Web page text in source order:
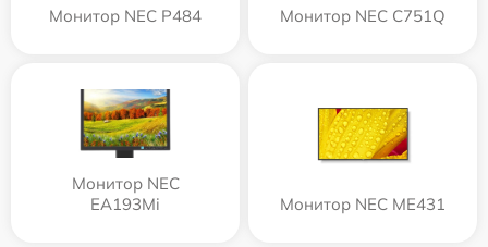
Монитор NEC P484 Монитор NEC C751Q
Монитор NEC
EA193Mi
Монитор NEC ME431